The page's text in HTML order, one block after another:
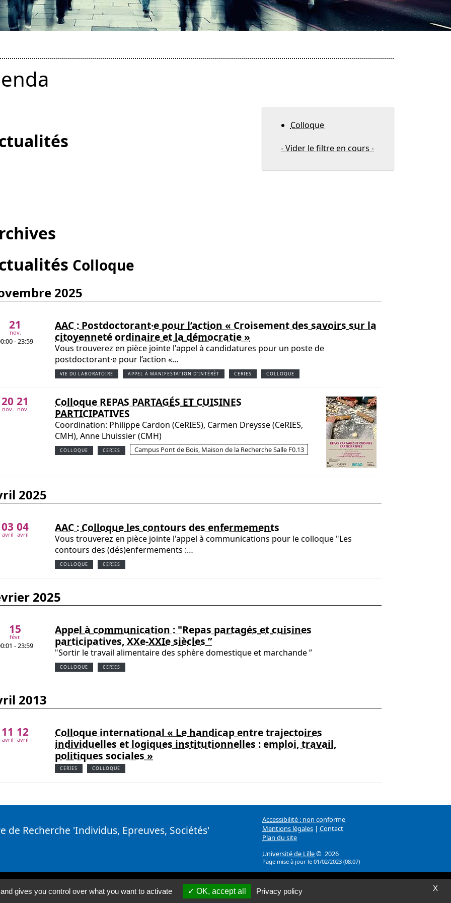
Colloque
- Vider le filtre en cours -
Colloque
2025
21
nov.
- 23:59
AAC : Postdoctorant·e pour l’action « Croisement des savoirs sur la
citoyenneté ordinaire et la démocratie »
Vous trouverez en pièce jointe l'appel à candidatures pour un poste de
postdoctorant·e pour l’action «…
VIE DU LABORATOIRE APPEL À MANIFESTATION D'INTÉRÊT CERIES COLLOQUE
20
nov.
21
nov.
Colloque REPAS PARTAGÉS ET CUISINES
PARTICIPATIVES
Coordination: Philippe Cardon (CeRIES), Carmen Dreysse (CeRIES,
СМН), Anne Lhuissier (CМH)
COLLOQUE CERIES Campus Pont de Bois, Maison de la Recherche Salle F0.13
2025
03
avril
04
avril
AAC : Colloque les contours des enfermements
Vous trouverez en pièce jointe l'appel à communications pour le colloque "Les
contours des (dés)enfermements :…
COLLOQUE CERIES
2025
15
févr.
- 23:59
Appel à communication : "Repas partagés et cuisines
participatives, XXe-XXIe siècles ”
"Sortir le travail alimentaire des sphère domestique et marchande ”
COLLOQUE CERIES
2013
11
avril
12
avril
Colloque international « Le handicap entre trajectoires
individuelles et logiques institutionnelles : emploi, travail,
politiques sociales »
CERIES COLLOQUE
de Recherche 'Individus, Epreuves, Sociétés'
Accessibilité : non conforme
Mentions légales | Contact
Plan du site
Université de Lille© 2026
Page mise à jour le 01/02/2023 (08:07)
X
gives you control over what you want to activate OK, accept all Privacy policy